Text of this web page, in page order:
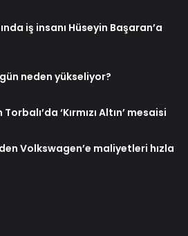
iş insanı Hüseyin Başaran’a
neden yükseliyor?
‘Kırmızı Altın’ mesaisi
Volkswagen’e maliyetleri hızla